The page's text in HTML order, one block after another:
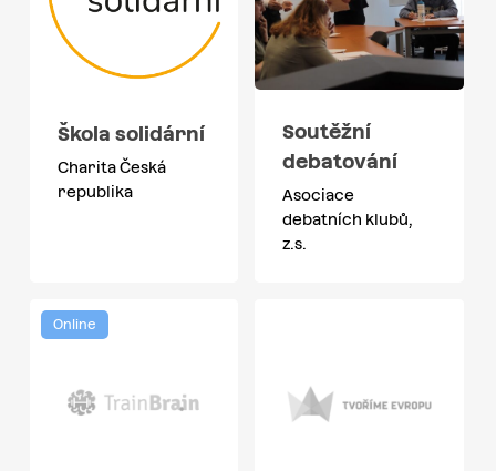
Škola solidární
Charita Česká
republika
Soutěžní
debatování
Asociace
debatních klubů,
z.s.
Online